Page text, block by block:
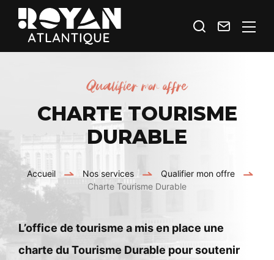
Royan
Atlantique
Contact
Qualifier mon offre
CHARTE TOURISME
DURABLE
Accueil Nos services
Qualifier mon offre
Charte Tourisme Durable
L’office de tourisme a mis en place une
charte du Tourisme Durable pour soutenir